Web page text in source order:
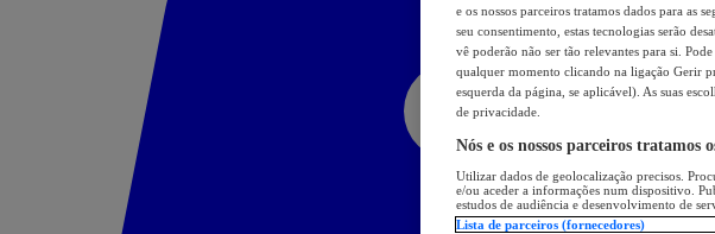
e os nossos parceiros tratamos dados para as
seu consentimento, estas tecnologias serão
vê poderão não ser tão relevantes para si.
qualquer momento clicando na ligação Gerir
esquerda da página, se aplicável). As suas
de privacidade.
Nós e os nossos parceiros tratamos
Utilizar dados de geolocalização precisos.
e/ou aceder a informações num dispositivo.
estudos de audiência e desenvolvimento de
Lista de parceiros (fornecedores)